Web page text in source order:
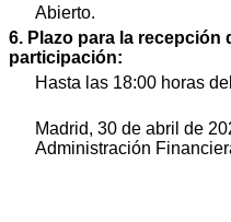
Abierto.
6. Plazo para la
participación:
Hasta las 18:00 horas
Madrid, 30 de abril de
Administración